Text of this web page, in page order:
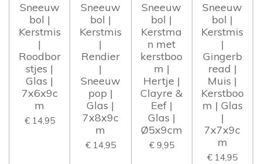
Sneeuw
bol |
Kerstmis
|
Roodbor
stjes |
Glas |
7x6x9c
m
€ 14,95
Sneeuw
bol |
Kerstmis
|
Rendier
|
Sneeuw
pop |
Glas |
7x8x9c
m
€ 14,95
Sneeuw
bol |
Kerstma
n met
kerstboo
m |
Hertje |
Clayre &
Eef |
Glas |
Ø5x9cm
€ 9,95
Sneeuw
bol |
Kerstmis
|
Gingerb
read |
Muis |
Kerstboo
m | Glas
|
7x7x9c
m
€ 14,95